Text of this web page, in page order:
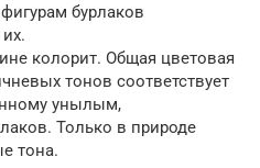
бурлаков
колорит. Общая цветовая
тонов соответствует
унылым,
Только в природе
тона.